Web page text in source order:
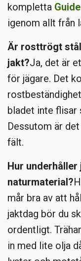
kompletta
igenom allt från
Är rosttrögt stål
jakt?Ja, det är
för jägare. Det
bladet inte flisar
Dessutom är
fält.
Hur
naturmaterial?
mår bra av att
jaktdag bör du
ordentligt.
in med lite olja